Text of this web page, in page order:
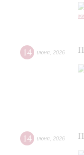
14 июня 2026
14 июня 2026